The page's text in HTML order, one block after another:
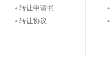
转让申请书
转让协议